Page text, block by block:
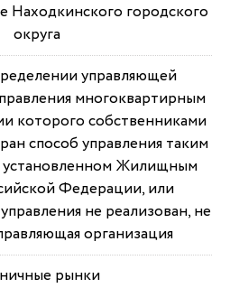
Находкинского городского
округа
управляющей
многоквартирным
которого собственниками
способ управления таким
установленном Жилищным
Федерации, или
не реализован, не
организация
рынки